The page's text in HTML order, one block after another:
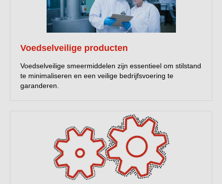
Voedselveilige producten
Voedselveilige smeermiddelen zijn essentieel om stilstand
te minimaliseren en een veilige bedrijfsvoering te
garanderen.